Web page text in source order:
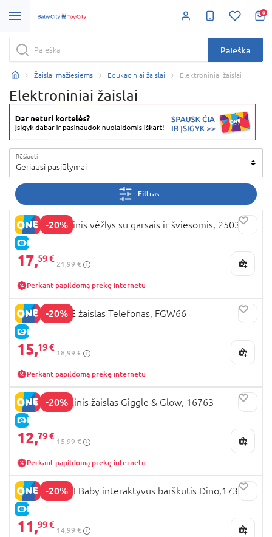
0
Paieška
Žaislai mažiesiems Edukaciniai žaislai Elektroniniai žaislai
Elektroniniai žaislai
Rūšiuoti
Geriausi pasiūlymai
Filtras
-20%
E-KAINA
PLAYGO žaislinis vėžlys su garsais ir šviesomis, 2503
17,59 €
21,99 €
Perkant papildomą prekę internetu
-20%
E-KAINA
FISHER-PRICE žaislas Telefonas, FGW66
15,19 €
18,99 €
Perkant papildomą prekę internetu
-20%
E-KAINA
OBALL muzikinis žaislas Giggle & Glow, 16763
12,79 €
15,99 €
Perkant papildomą prekę internetu
-20%
E-KAINA
CLEMENTONI Baby interaktyvus barškutis Dino,17330
11,99 €
14,99 €